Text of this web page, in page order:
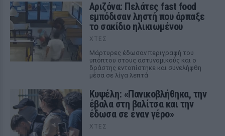
Αριζόνα: Πελάτες fast food
εμπόδισαν ληστή που άρπαξε
το σακίδιο ηλικιωμένου
ΧΤΕΣ
Μάρτυρες έδωσαν περιγραφή του
υπόπτου στους αστυνομικούς και ο
δράστης εντοπίστηκε και συνελήφθη
μέσα σε λίγα λεπτά
Κυψέλη: «Πανικοβλήθηκα, την
έβαλα στη βαλίτσα και την
έδωσα σε έναν γέρο»
ΧΤΕΣ